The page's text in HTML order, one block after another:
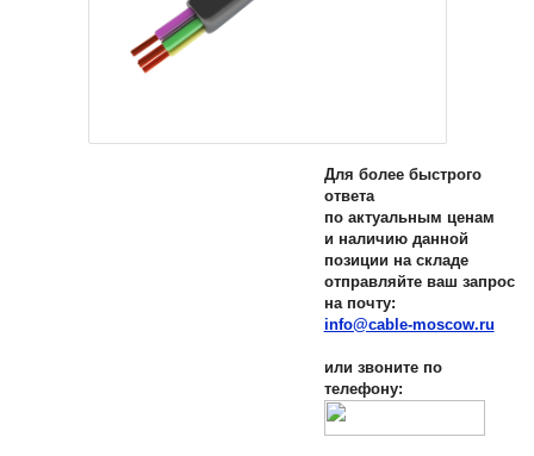
Для более быстрого
ответа
по актуальным ценам
и наличию данной
позиции на складе
отправляйте ваш запрос
на почту:
info@cable-moscow.ru
или звоните по
телефону: